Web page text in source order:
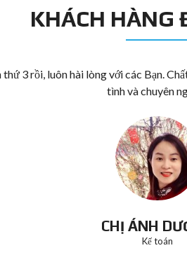
KHÁCH HÀNG
thứ 3 rồi, luôn hài lòng với các Bạn.
tình và chuyên
CHỊ ÁNH
Kế toán